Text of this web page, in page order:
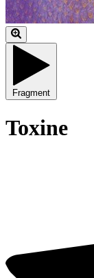
Fragment
Toxine